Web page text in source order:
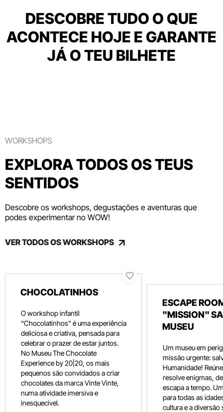
DESCOBRE TUDO O QUE
ACONTECE HOJE E GARANTE
JÁ O TEU BILHETE
WORKSHOPS
EXPLORA TODOS OS TEUS
SENTIDOS
Descobre os workshops, degustações e aventuras que
podes experimentar no WOW!
VER TODOS OS WORKSHOPS
CHOCOLATINHOS
O workshop infantil
“Chocolatinhos” é uma experiência
deliciosa e criativa, pensada para
celebrar o prazer de estar juntos.
No Museu The Chocolate
Experience by 20|20, os mais
pequenos são convidados a criar
chocolates da marca Vinte Vinte,
numa atividade imersiva e
inesquecível.
ESCAPE
"MISSION"
MUSEU
Um museu em
missão urgente:
Humanidade!
resolve enigmas,
escapa a tempo.
para todas as
cultura e a diversão